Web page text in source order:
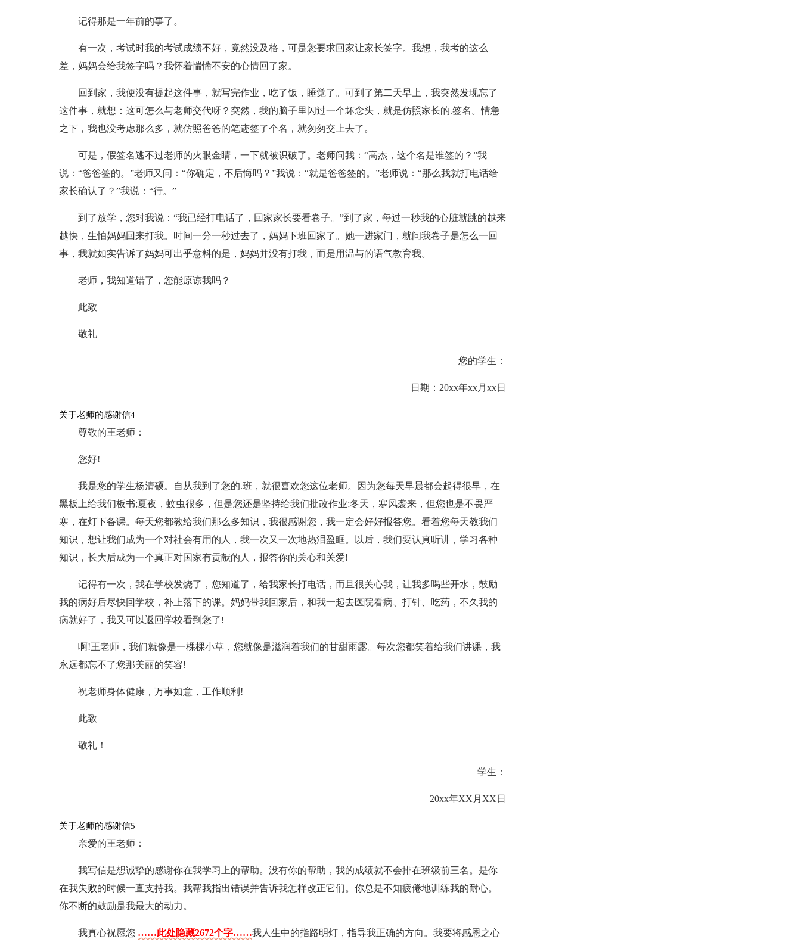
记得那是一年前的事了。
有一次，考试时我的考试成绩不好，竟然没及格，可是您要求回家让家长签字。我想，我考的这么
差，妈妈会给我签字吗？我怀着惴惴不安的心情回了家。
回到家，我便没有提起这件事，就写完作业，吃了饭，睡觉了。可到了第二天早上，我突然发现忘了
这件事，就想：这可怎么与老师交代呀？突然，我的脑子里闪过一个坏念头，就是仿照家长的.签名。情急
之下，我也没考虑那么多，就仿照爸爸的笔迹签了个名，就匆匆交上去了。
可是，假签名逃不过老师的火眼金睛，一下就被识破了。老师问我：“高杰，这个名是谁签的？”我
说：“爸爸签的。”老师又问：“你确定，不后悔吗？”我说：“就是爸爸签的。”老师说：“那么我就打电话给
家长确认了？”我说：“行。”
到了放学，您对我说：“我已经打电话了，回家家长要看卷子。”到了家，每过一秒我的心脏就跳的越来
越快，生怕妈妈回来打我。时间一分一秒过去了，妈妈下班回家了。她一进家门，就问我卷子是怎么一回
事，我就如实告诉了妈妈可出乎意料的是，妈妈并没有打我，而是用温与的语气教育我。
老师，我知道错了，您能原谅我吗？
此致
敬礼
您的学生：
日期：20xx年xx月xx日
关于老师的感谢信4
尊敬的王老师：
您好!
我是您的学生杨清硕。自从我到了您的.班，就很喜欢您这位老师。因为您每天早晨都会起得很早，在
黑板上给我们板书;夏夜，蚊虫很多，但是您还是坚持给我们批改作业;冬天，寒风袭来，但您也是不畏严
寒，在灯下备课。每天您都教给我们那么多知识，我很感谢您，我一定会好好报答您。看着您每天教我们
知识，想让我们成为一个对社会有用的人，我一次又一次地热泪盈眶。以后，我们要认真听讲，学习各种
知识，长大后成为一个真正对国家有贡献的人，报答你的关心和关爱!
记得有一次，我在学校发烧了，您知道了，给我家长打电话，而且很关心我，让我多喝些开水，鼓励
我的病好后尽快回学校，补上落下的课。妈妈带我回家后，和我一起去医院看病、打针、吃药，不久我的
病就好了，我又可以返回学校看到您了!
啊!王老师，我们就像是一棵棵小草，您就像是滋润着我们的甘甜雨露。每次您都笑着给我们讲课，我
永远都忘不了您那美丽的笑容!
祝老师身体健康，万事如意，工作顺利!
此致
敬礼！
学生：
20xx年XX月XX日
关于老师的感谢信5
亲爱的王老师：
我写信是想诚挚的感谢你在我学习上的帮助。没有你的帮助，我的成绩就不会排在班级前三名。是你
在我失败的时候一直支持我。我帮我指出错误并告诉我怎样改正它们。你总是不知疲倦地训练我的耐心。
你不断的鼓励是我最大的动力。
我真心祝愿您 ……此处隐藏2672个字……我人生中的指路明灯，指导我正确的方向。我要将感恩之心